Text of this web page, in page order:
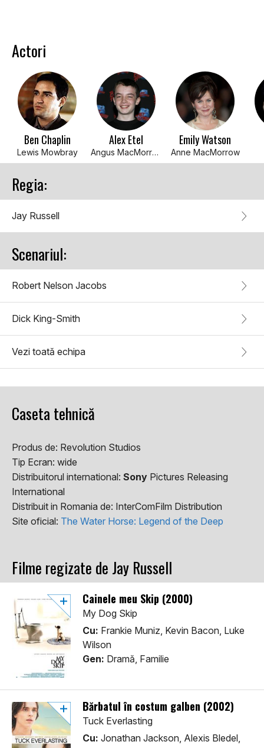
Actori
Ben Chaplin
Lewis Mowbray
Alex Etel
Angus MacMorrow
Emily Watson
Anne MacMorrow
Regia:
Jay Russell
Scenariul:
Robert Nelson Jacobs
Dick King-Smith
Vezi toată echipa
Caseta tehnică
Produs de: Revolution Studios
Tip Ecran: wide
Distribuitorul international: Sony Pictures Releasing
International
Distribuit in Romania de: InterComFilm Distribution
Site oficial: The Water Horse: Legend of the Deep
Filme regizate de Jay Russell
Cainele meu Skip (2000)
My Dog Skip
Cu: Frankie Muniz, Kevin Bacon, Luke
Wilson
Gen: Dramă, Familie
Bărbatul în costum galben (2002)
Tuck Everlasting
Cu: Jonathan Jackson, Alexis Bledel,